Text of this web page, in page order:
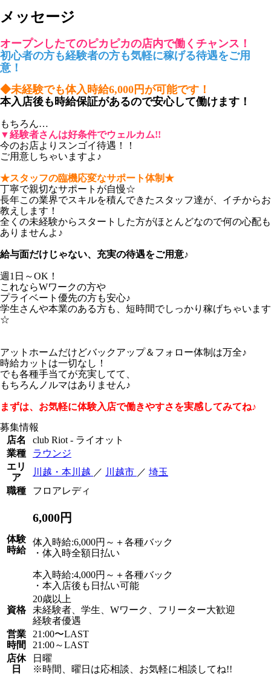
メッセージ
オープンしたてのピカピカの店内で働くチャンス！
初心者の方も経験者の方も気軽に稼げる待遇をご用
意！
◆未経験でも体入時給6,000円が可能です！
本入店後も時給保証があるので安心して働けます！
もちろん…
▼経験者さんは好条件でウェルカム!!
今のお店よりスンゴイ待遇！！
ご用意しちゃいますよ♪
★スタッフの臨機応変なサポート体制★
丁寧で親切なサポートが自慢☆
長年この業界でスキルを積んできたスタッフ達が、イチからお
教えします！
全くの未経験からスタートした方がほとんどなので何の心配も
ありませんよ♪
給与面だけじゃない、充実の待遇をご用意♪
週1日～OK！
これならWワークの方や
プライベート優先の方も安心♪
学生さんや本業のある方も、短時間でしっかり稼げちゃいます
☆
アットホームだけどバックアップ＆フォロー体制は万全♪
時給カットは一切なし！
でも各種手当てが充実してて、
もちろんノルマはありません♪
まずは、お気軽に体験入店で働きやすさを実感してみてね♪
募集情報
店名
club Riot - ライオット
業種
ラウンジ
エリ
ア
川越・本川越 ／ 川越市 ／ 埼玉
職種
フロアレディ
体験
時給
6,000円
体入時給:6,000円～＋各種バック
・体入時全額日払い
本入時給:4,000円～＋各種バック
・本入店後も日払い可能
資格
20歳以上
未経験者、学生、Wワーク、フリーター大歓迎
経験者優遇
営業
時間
21:00〜LAST
21:00～LAST
店休
日
日曜
※時間、曜日は応相談、お気軽に相談してね!!